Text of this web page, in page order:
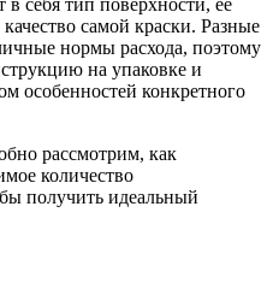
себя тип поверхности, её
самой краски. Разные
нормы расхода, поэтому
на упаковке и
особенностей конкретного
рассмотрим, как
количество
получить идеальный